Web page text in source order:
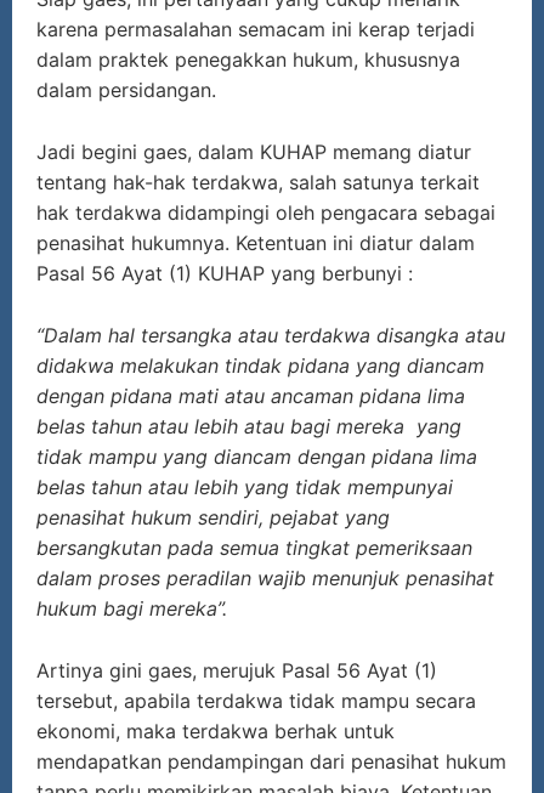
karena permasalahan semacam ini kerap terjadi
dalam praktek penegakkan hukum, khususnya
dalam persidangan.
Jadi begini gaes, dalam KUHAP memang diatur
tentang hak-hak terdakwa, salah satunya terkait
hak terdakwa didampingi oleh pengacara sebagai
penasihat hukumnya. Ketentuan ini diatur dalam
Pasal 56 Ayat (1) KUHAP yang berbunyi :
“Dalam hal tersangka atau terdakwa disangka atau
didakwa melakukan tindak pidana yang diancam
dengan pidana mati atau ancaman pidana lima
belas tahun atau lebih atau bagi mereka yang
tidak mampu yang diancam dengan pidana lima
belas tahun atau lebih yang tidak mempunyai
penasihat hukum sendiri, pejabat yang
bersangkutan pada semua tingkat pemeriksaan
dalam proses peradilan wajib menunjuk penasihat
hukum bagi mereka”.
Artinya gini gaes, merujuk Pasal 56 Ayat (1)
tersebut, apabila terdakwa tidak mampu secara
ekonomi, maka terdakwa berhak untuk
mendapatkan pendampingan dari penasihat hukum